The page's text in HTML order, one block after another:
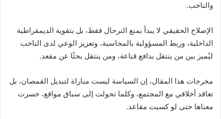
والناخب.
الإصلاح الحقيقي لا يبدأ بمنع الترحال فقط، بل بتقوية الديمقراطية
الداخلية، وربط المسؤولية بالمحاسبة، وتعزيز الوعي لدى الناخب
ليُميز بين من ينتقل بدافع قناعة، ومن ينتقل بحثًا عن مقعد.
مخرجات هذا المقال، إن السياسة ليست مباراة لتبديل القمصان، بل
تعاقد أخلاقي مع المجتمع، وكلما تحولت إلى سباق مواقع، خسرت
معناها حتى لو كسبت مقاعد.